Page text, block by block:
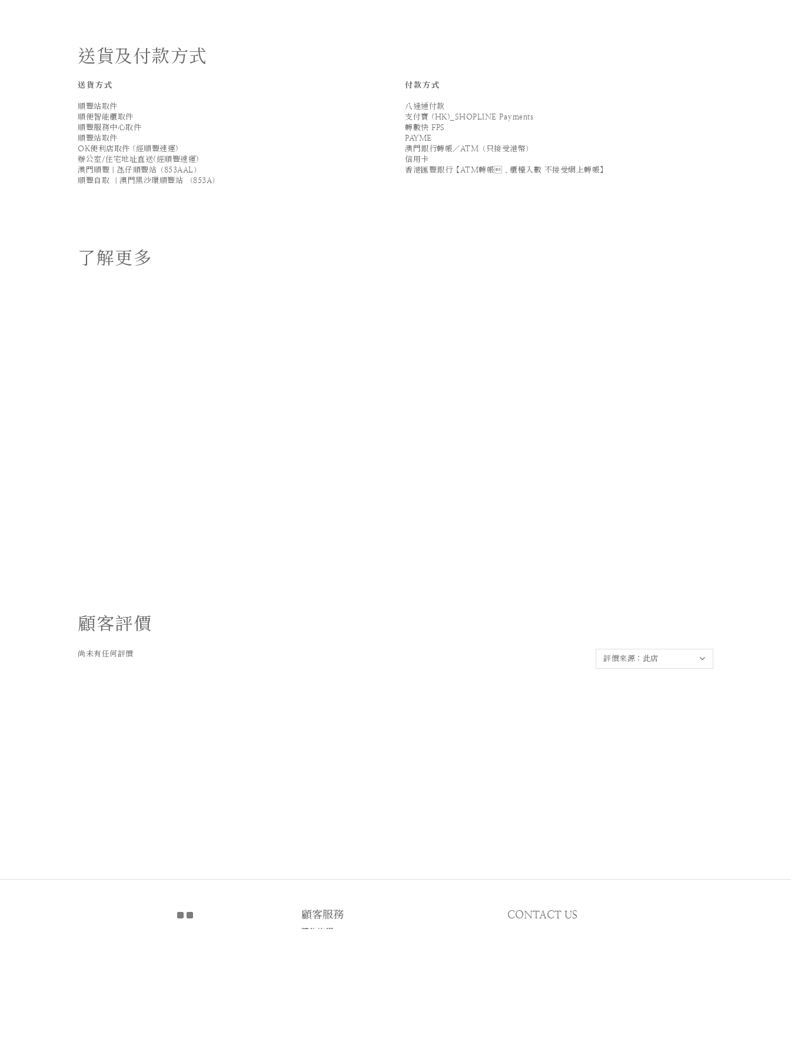
送貨及付款方式
送貨方式
順豐站取件
順便智能櫃取件
順豐服務中心取件
順豐站取件
OK便利店取件 (經順豐速運)
辦公室/住宅地址直送(經順豐速運)
澳門順豐｜氹仔順豐站（853AAL）
順豐自取 ｜澳門黑沙環順豐站 （853A）
付款方式
八達通付款
支付寶 (HK)_SHOPLINE Payments
轉數快 FPS
PAYME
澳門銀行轉帳／ATM（只接受港幣）
信用卡
香港匯豐銀行【ATM轉帳．櫃檯入數 不接受網上轉帳】
了解更多
顧客評價
尚未有任何評價
顧客服務
購物流程
CONTACT US